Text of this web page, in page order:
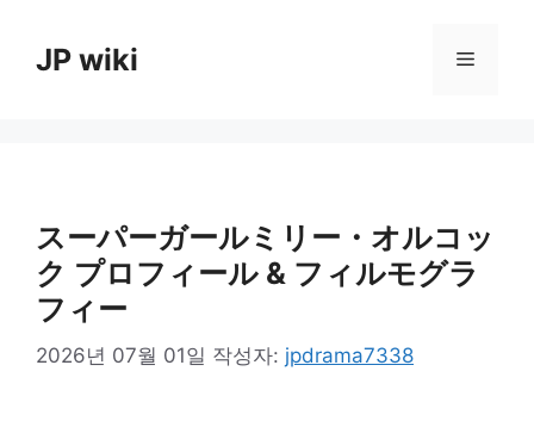
JP wiki 메
スーパーガールミリー・オルコッ
ク プロフィール & フィルモグラ
フィー
2026년 07월 01일 작성자: jpdrama7338